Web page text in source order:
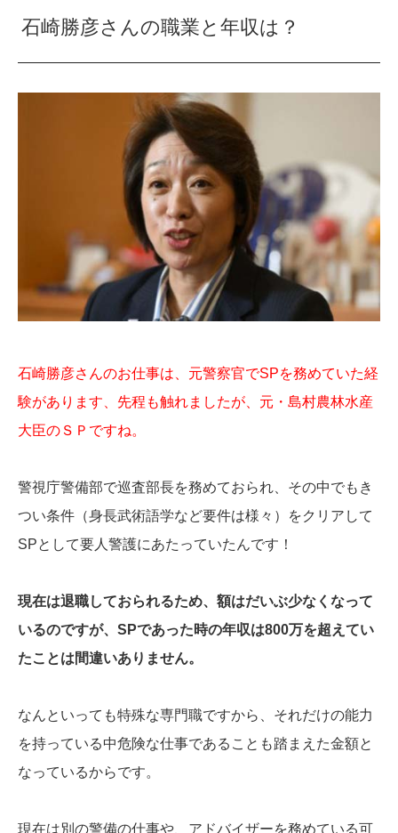
石崎勝彦さんの職業と年収は？
石崎勝彦さんのお仕事は、元警察官でSPを務めていた経
験があります、先程も触れましたが、元・島村農林水産
大臣のＳＰですね。
警視庁警備部で巡査部長を務めておられ、その中でもき
つい条件（身長武術語学など要件は様々）をクリアして
SPとして要人警護にあたっていたんです！
現在は退職しておられるため、額はだいぶ少なくなって
いるのですが、SPであった時の年収は800万を超えてい
たことは間違いありません。
なんといっても特殊な専門職ですから、それだけの能力
を持っている中危険な仕事であることも踏まえた金額と
なっているからです。
現在は別の警備の仕事や、アドバイザーを務めている可